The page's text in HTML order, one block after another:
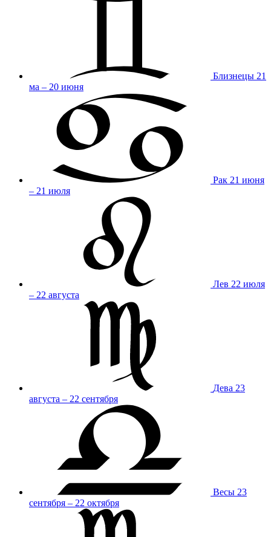
Близнецы 21
ма – 20 июня
Рак 21 июня
– 21 июля
Лев 22 июля
– 22 августа
Дева 23
августа – 22 сентября
Весы 23
сентября – 22 октября